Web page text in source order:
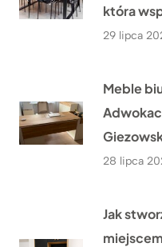
która
29 lipca
Meble
28 lipca
Jak